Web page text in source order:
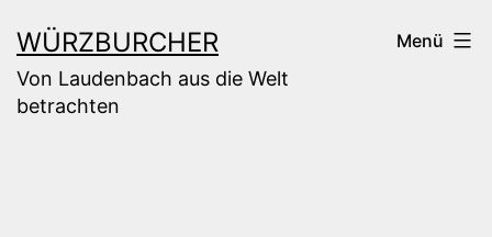
Inhalt
springen
WÜRZBURCHER
Von Laudenbach aus die Welt
betrachten
Menü